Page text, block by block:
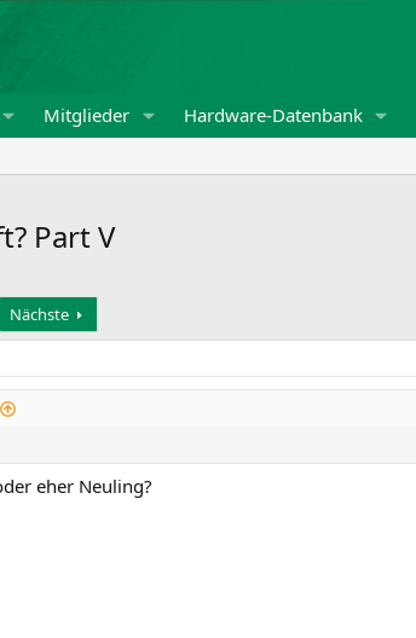
Mitglieder Hardware-Datenbank
Part V
Nächste
eher Neuling?